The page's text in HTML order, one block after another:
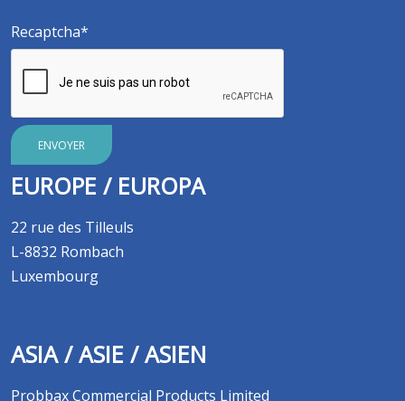
Recaptcha
ENVOYER
EUROPE / EUROPA
22 rue des Tilleuls
L-8832 Rombach
Luxembourg
ASIA / ASIE / ASIEN
Probbax Commercial Products Limited